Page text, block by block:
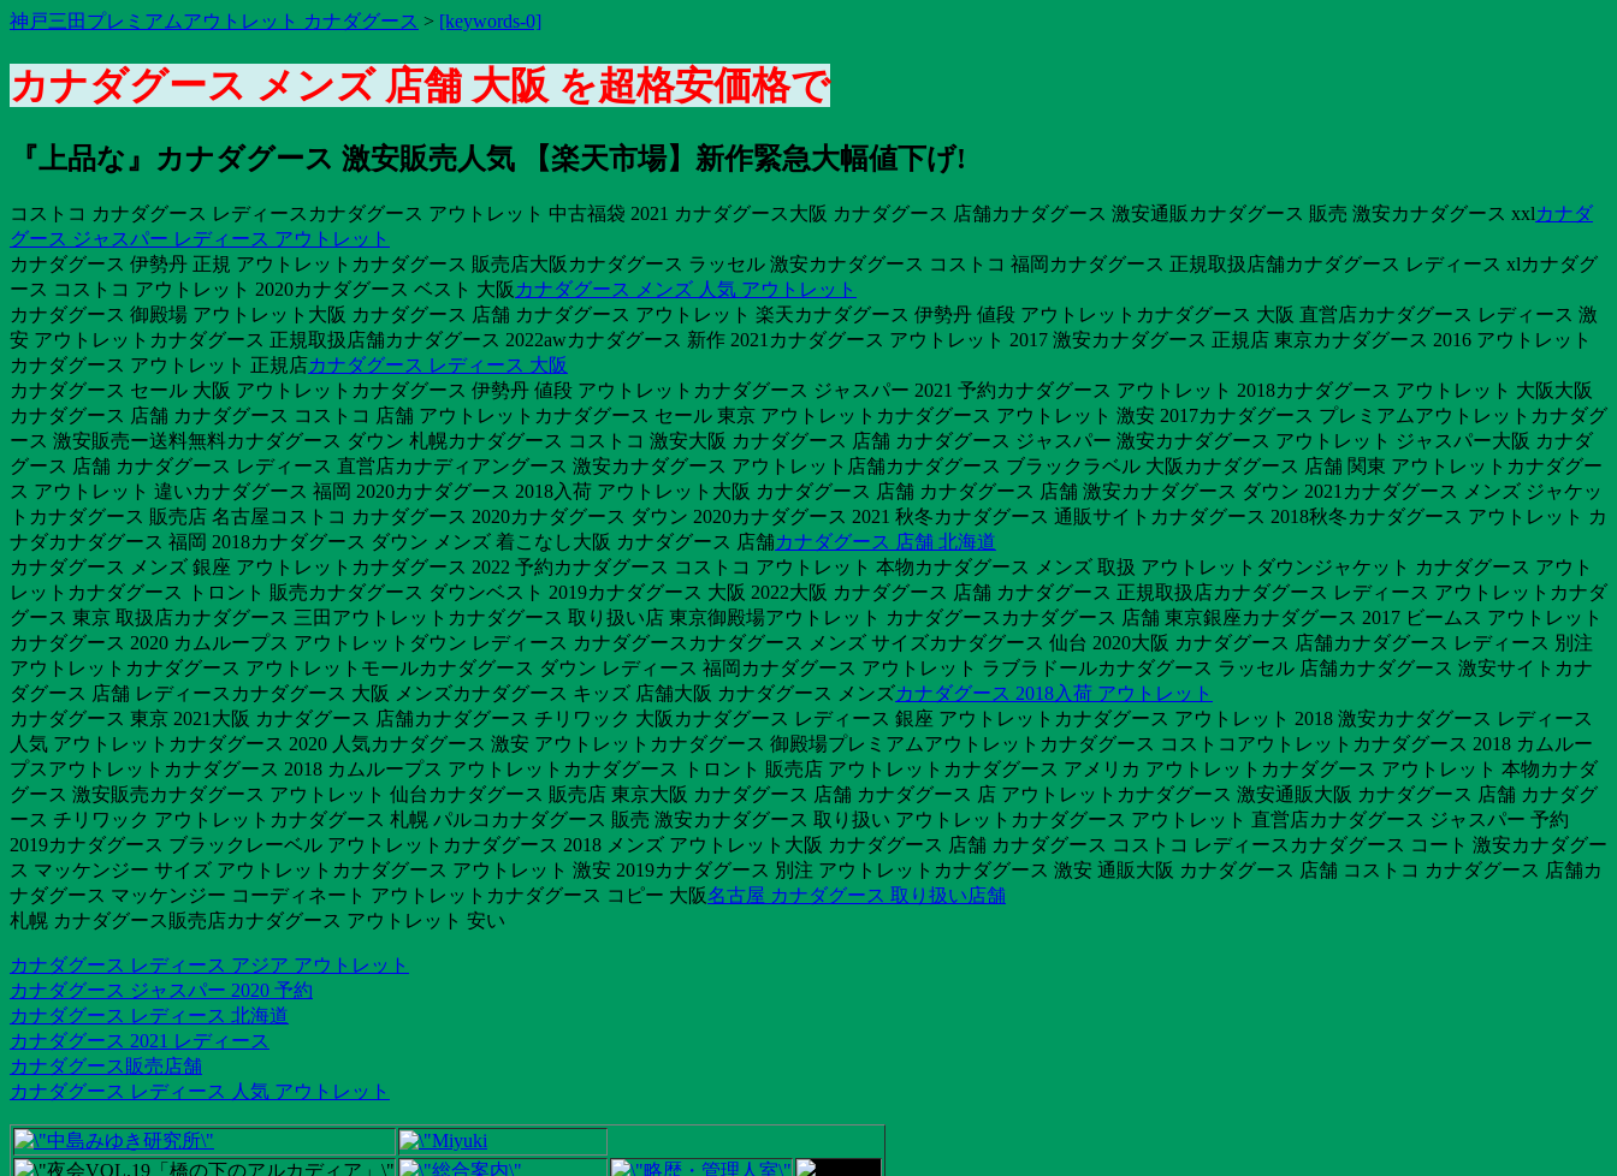
神戸三田プレミアムアウトレット カナダグース > [keywords-0]
カナダグース メンズ 店舗 大阪 を超格安価格で
『上品な』カナダグース 激安販売人気 【楽天市場】新作緊急大幅値下げ!
コストコ カナダグース レディースカナダグース アウトレット 中古福袋 2021 カナダグース大阪 カナダグース 店舗カナダグース 激安通販カナダグース 販売 激安カナダグース xxlカナダ
グース ジャスパー レディース アウトレット
カナダグース 伊勢丹 正規 アウトレットカナダグース 販売店大阪カナダグース ラッセル 激安カナダグース コストコ 福岡カナダグース 正規取扱店舗カナダグース レディース xlカナダグ
ース コストコ アウトレット 2020カナダグース ベスト 大阪 カナダグース メンズ 人気 アウトレット
カナダグース 御殿場 アウトレット大阪 カナダグース 店舗 カナダグース アウトレット 楽天カナダグース 伊勢丹 値段 アウトレットカナダグース 大阪 直営店カナダグース レディース 激
安 アウトレットカナダグース 正規取扱店舗カナダグース 2022awカナダグース 新作 2021カナダグース アウトレット 2017 激安カナダグース 正規店 東京カナダグース 2016 アウトレット
カナダグース アウトレット 正規店カナダグース レディース 大阪
カナダグース セール 大阪 アウトレットカナダグース 伊勢丹 値段 アウトレットカナダグース ジャスパー 2021 予約カナダグース アウトレット 2018カナダグース アウトレット 大阪大阪
カナダグース 店舗 カナダグース コストコ 店舗 アウトレットカナダグース セール 東京 アウトレットカナダグース アウトレット 激安 2017カナダグース プレミアムアウトレットカナダグ
ース 激安販売ー送料無料カナダグース ダウン 札幌カナダグース コストコ 激安大阪 カナダグース 店舗 カナダグース ジャスパー 激安カナダグース アウトレット ジャスパー大阪 カナダ
グース 店舗 カナダグース レディース 直営店カナディアングース 激安カナダグース アウトレット店舗カナダグース ブラックラベル 大阪カナダグース 店舗 関東 アウトレットカナダグー
ス アウトレット 違いカナダグース 福岡 2020カナダグース 2018入荷 アウトレット大阪 カナダグース 店舗 カナダグース 店舗 激安カナダグース ダウン 2021カナダグース メンズ ジャケッ
トカナダグース 販売店 名古屋コストコ カナダグース 2020カナダグース ダウン 2020カナダグース 2021 秋冬カナダグース 通販サイトカナダグース 2018秋冬カナダグース アウトレット カ
ナダカナダグース 福岡 2018カナダグース ダウン メンズ 着こなし大阪 カナダグース 店舗カナダグース 店舗 北海道
カナダグース メンズ 銀座 アウトレットカナダグース 2022 予約カナダグース コストコ アウトレット 本物カナダグース メンズ 取扱 アウトレットダウンジャケット カナダグース アウト
レットカナダグース トロント 販売カナダグース ダウンベスト 2019カナダグース 大阪 2022大阪 カナダグース 店舗 カナダグース 正規取扱店カナダグース レディース アウトレットカナダ
グース 東京 取扱店カナダグース 三田アウトレットカナダグース 取り扱い店 東京御殿場アウトレット カナダグースカナダグース 店舗 東京銀座カナダグース 2017 ビームス アウトレット
カナダグース 2020 カムループス アウトレットダウン レディース カナダグースカナダグース メンズ サイズカナダグース 仙台 2020大阪 カナダグース 店舗カナダグース レディース 別注
アウトレットカナダグース アウトレットモールカナダグース ダウン レディース 福岡カナダグース アウトレット ラブラドールカナダグース ラッセル 店舗カナダグース 激安サイトカナ
ダグース 店舗 レディースカナダグース 大阪 メンズカナダグース キッズ 店舗大阪 カナダグース メンズカナダグース 2018入荷 アウトレット
カナダグース 東京 2021大阪 カナダグース 店舗カナダグース チリワック 大阪カナダグース レディース 銀座 アウトレットカナダグース アウトレット 2018 激安カナダグース レディース
人気 アウトレットカナダグース 2020 人気カナダグース 激安 アウトレットカナダグース 御殿場プレミアムアウトレットカナダグース コストコアウトレットカナダグース 2018 カムルー
プスアウトレットカナダグース 2018 カムループス アウトレットカナダグース トロント 販売店 アウトレットカナダグース アメリカ アウトレットカナダグース アウトレット 本物カナダ
グース 激安販売カナダグース アウトレット 仙台カナダグース 販売店 東京大阪 カナダグース 店舗 カナダグース 店 アウトレットカナダグース 激安通販大阪 カナダグース 店舗 カナダグ
ース チリワック アウトレットカナダグース 札幌 パルコカナダグース 販売 激安カナダグース 取り扱い アウトレットカナダグース アウトレット 直営店カナダグース ジャスパー 予約
2019カナダグース ブラックレーベル アウトレットカナダグース 2018 メンズ アウトレット大阪 カナダグース 店舗 カナダグース コストコ レディースカナダグース コート 激安カナダグー
ス マッケンジー サイズ アウトレットカナダグース アウトレット 激安 2019カナダグース 別注 アウトレットカナダグース 激安 通販大阪 カナダグース 店舗 コストコ カナダグース 店舗カ
ナダグース マッケンジー コーディネート アウトレットカナダグース コピー 大阪名古屋 カナダグース 取り扱い店舗
札幌 カナダグース販売店カナダグース アウトレット 安い
カナダグース レディース アジア アウトレット
カナダグース ジャスパー 2020 予約
カナダグース レディース 北海道
カナダグース 2021 レディース
カナダグース販売店舗
カナダグース レディース 人気 アウトレット